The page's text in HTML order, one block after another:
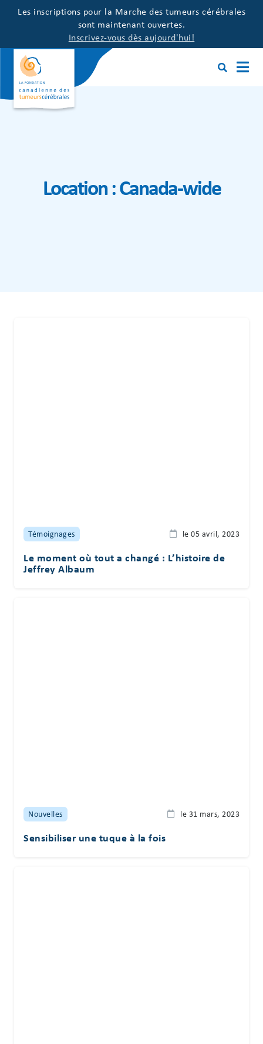
Les inscriptions pour la Marche des tumeurs cérébrales
sont maintenant ouvertes.
Inscrivez-vous dès aujourd'hui!
Location :Canada-wide
Témoignages le 05 avril, 2023
Le moment où tout a changé : L’histoire de
Jeffrey Albaum
Nouvelles le 31 mars, 2023
Sensibiliser une tuque à la fois